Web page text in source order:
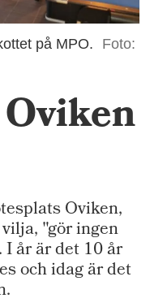
på MPO.
Foto:
Oviken,
"gör ingen
I år är det 10 år
och idag är det